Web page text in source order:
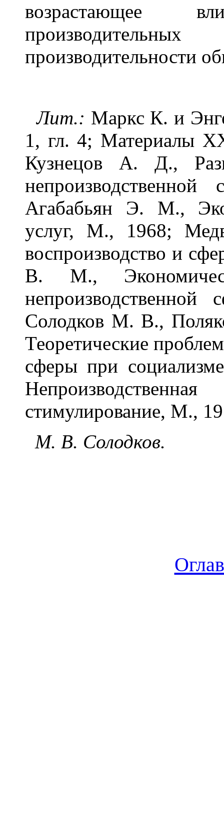
возрастающее
производительности
Лит.: Маркс К. и
1, гл. 4; Материалы
Кузнецов А. Д.,
Агабабьян Э. М.,
услуг, М., 1968;
воспроизводство и
В. М.,
Солодков М. В.,
Теоретические
сферы при
стимулирование, М.,
М. В. Солодков.